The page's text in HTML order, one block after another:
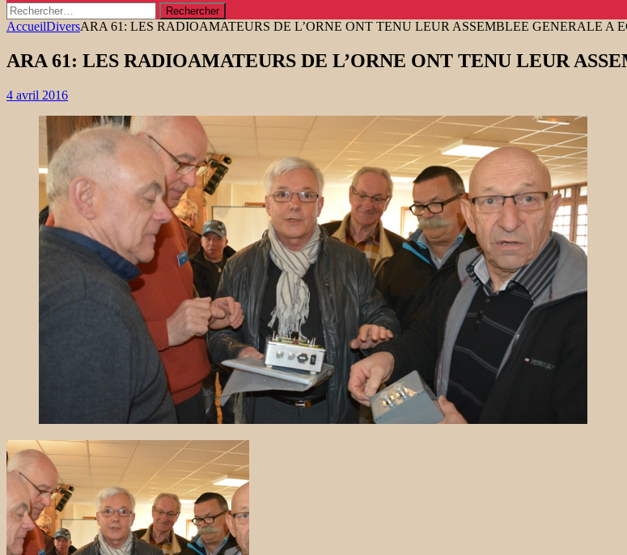
Rechercher :
AccueilDiversARA 61: LES RADIOAMATEURS DE L’ORNE ONT TENU LEUR ASSEMBLEE GENERALE A
ARA 61: LES RADIOAMATEURS DE L’ORNE ONT TENU LEUR
4 avril 2016